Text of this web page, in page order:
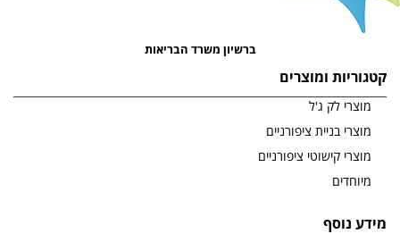
ברשיון משרד הבריאות
קטגוריות ומוצרים
מוצרי לק ג'ל
מוצרי בניית ציפורניים
מוצרי קישוטי ציפורניים
מיוחדים
מידע נוסף